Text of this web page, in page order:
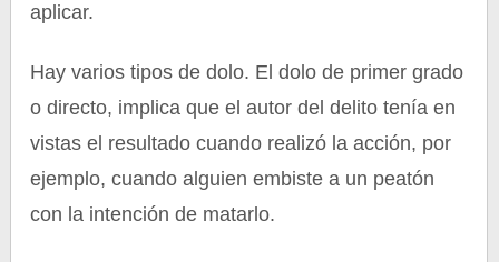
aplicar.
Hay varios tipos de dolo. El dolo de primer grado
o directo, implica que el autor del delito tenía en
vistas el resultado cuando realizó la acción, por
ejemplo, cuando alguien embiste a un peatón
con la intención de matarlo.